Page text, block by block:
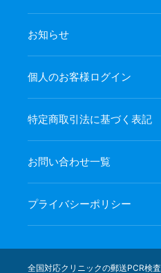
お知らせ
個人のお客様ログイン
特定商取引法に基づく表記
お問い合わせ一覧
プライバシーポリシー
全国対応クリニックの郵送PCR検査